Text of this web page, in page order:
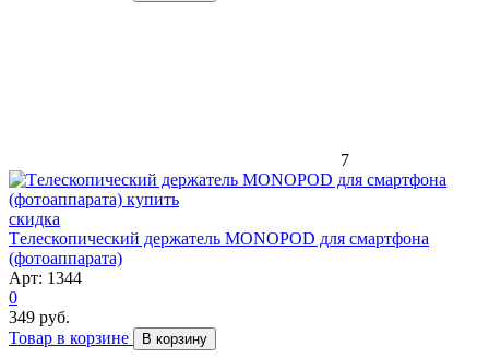
7
скидка
Tелескопический держатель MONOPOD для смартфона
(фотоаппарата)
Арт: 1344
0
349 руб.
Товар в корзине
В корзину